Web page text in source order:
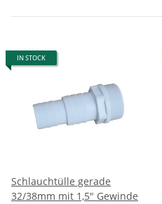
IN STOCK
Schlauchtülle gerade
32/38mm mit 1,5" Gewinde